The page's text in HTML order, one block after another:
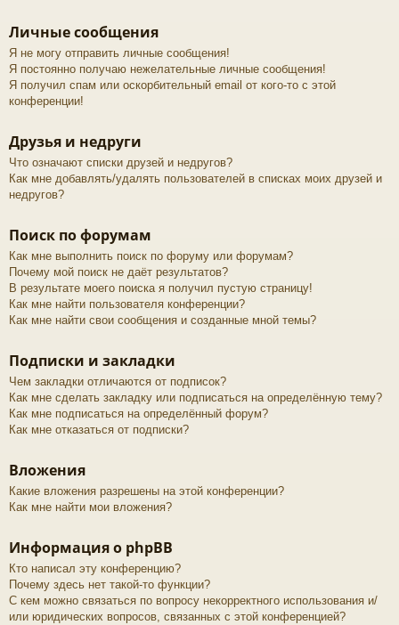
Личные сообщения
Я не могу отправить личные сообщения!
Я постоянно получаю нежелательные личные сообщения!
Я получил спам или оскорбительный email от кого-то с этой
конференции!
Друзья и недруги
Что означают списки друзей и недругов?
Как мне добавлять/удалять пользователей в списках моих друзей и
недругов?
Поиск по форумам
Как мне выполнить поиск по форуму или форумам?
Почему мой поиск не даёт результатов?
В результате моего поиска я получил пустую страницу!
Как мне найти пользователя конференции?
Как мне найти свои сообщения и созданные мной темы?
Подписки и закладки
Чем закладки отличаются от подписок?
Как мне сделать закладку или подписаться на определённую тему?
Как мне подписаться на определённый форум?
Как мне отказаться от подписки?
Вложения
Какие вложения разрешены на этой конференции?
Как мне найти мои вложения?
Информация о phpBB
Кто написал эту конференцию?
Почему здесь нет такой-то функции?
С кем можно связаться по вопросу некорректного использования и/
или юридических вопросов, связанных с этой конференцией?